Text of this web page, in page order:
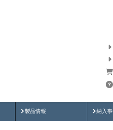
製品情報
製品動画 納入
納